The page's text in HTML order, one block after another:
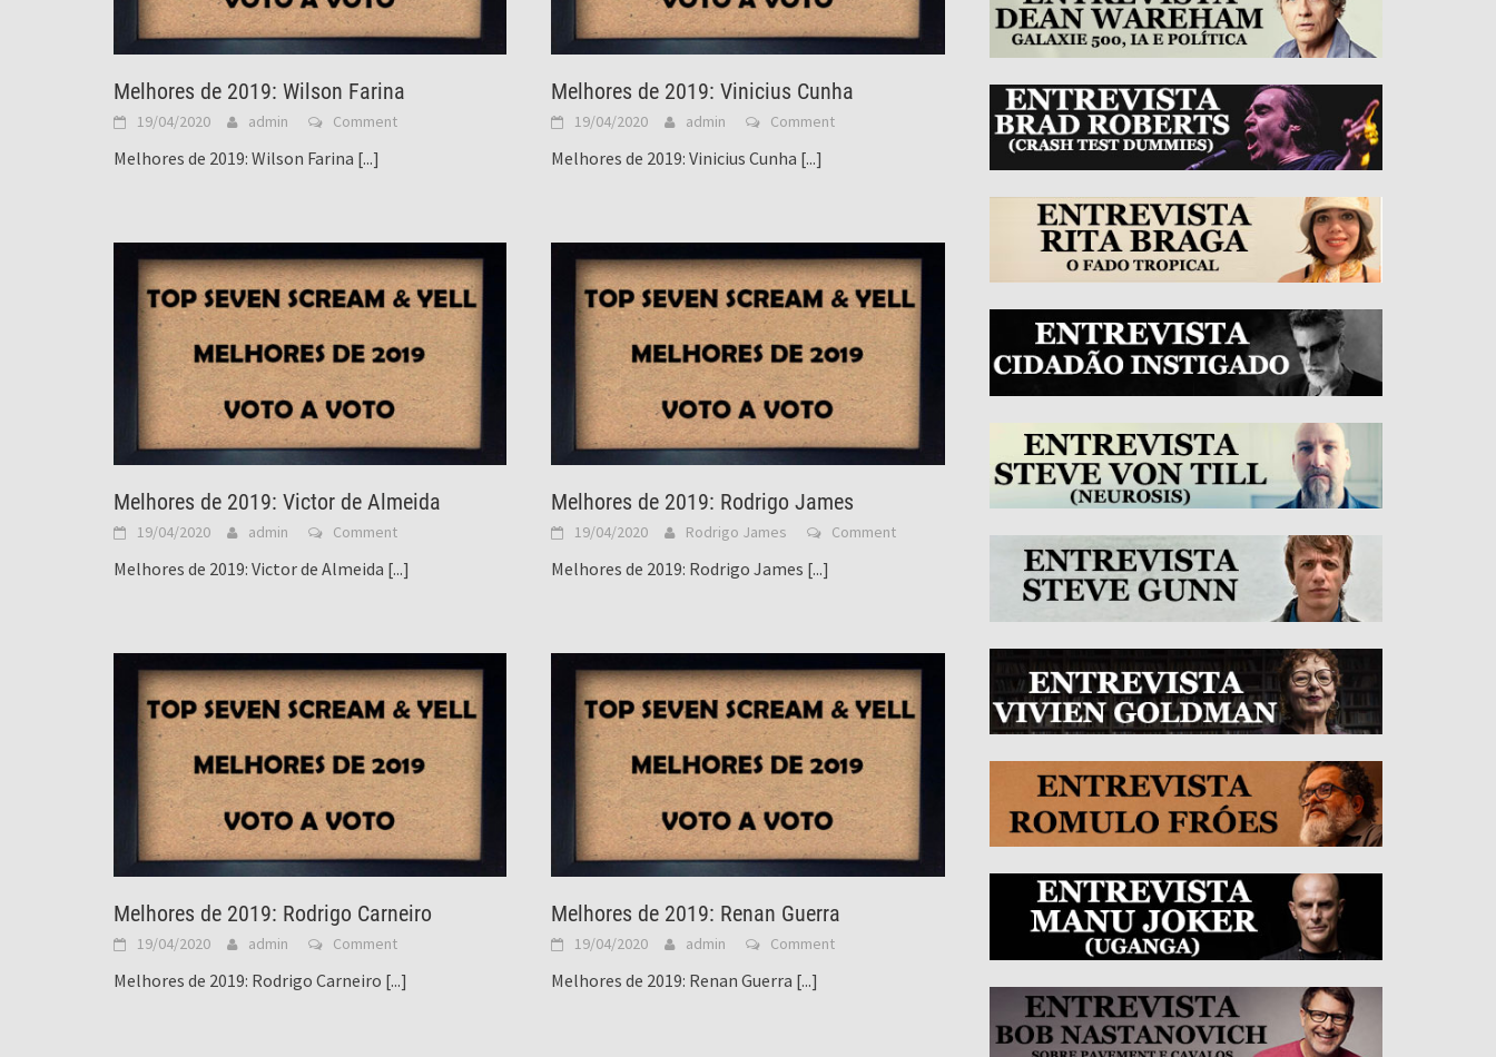
Melhores de 2019: Wilson Farina
19/04/2020 admin Comment
Melhores de 2019: Wilson Farina [...]
Melhores de 2019: Vinicius Cunha
19/04/2020 admin Comment
Melhores de 2019: Vinicius Cunha [...]
Melhores de 2019: Victor de Almeida
19/04/2020 admin Comment
Melhores de 2019: Victor de Almeida [...]
Melhores de 2019: Rodrigo James
19/04/2020 Rodrigo James Comment
Melhores de 2019: Rodrigo James [...]
Melhores de 2019: Rodrigo Carneiro
19/04/2020 admin Comment
Melhores de 2019: Rodrigo Carneiro [...]
Melhores de 2019: Renan Guerra
19/04/2020 admin Comment
Melhores de 2019: Renan Guerra [...]